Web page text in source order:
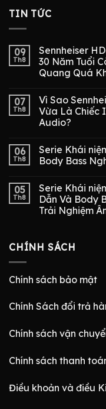
TIN TỨC
09
Th8
Sennheiser
30 Năm Tuổi
Quang Quá
07
Th8
Vì Sao
Vừa Là Chiếc
Audio?
06
Th8
Serie Khái
Body Bass
05
Th8
Serie Khái
Dẫn Và Body
Trải Nghiệm
CHÍNH SÁCH
Chính sách bảo mật
Chính Sách đổi trả
Chính sách vận
Chính sách thanh
Điều khoản và điều